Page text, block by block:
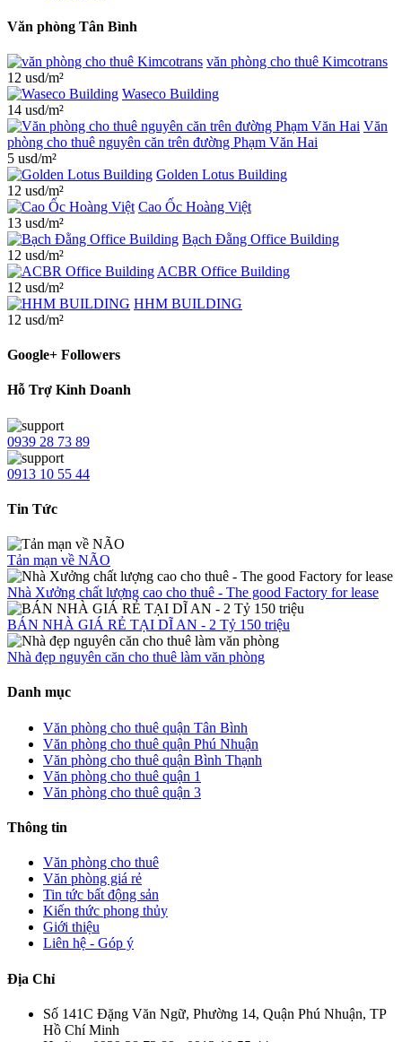
Văn phòng Tân Bình
văn phòng cho thuê Kimcotrans
12 usd/m²
Waseco Building
14 usd/m²
Văn
phòng cho thuê nguyên căn trên đường Phạm Văn Hai
5 usd/m²
Golden Lotus Building
12 usd/m²
Cao Ốc Hoàng Việt
13 usd/m²
Bạch Đằng Office Building
12 usd/m²
ACBR Office Building
12 usd/m²
HHM BUILDING
12 usd/m²
Google+ Followers
Hỗ Trợ Kinh Doanh
0939 28 73 89
0913 10 55 44
Tin Tức
Tản mạn về NÃO
Nhà Xưởng chất lượng cao cho thuê - The good Factory for lease
BÁN NHÀ GIÁ RẺ TẠI DĨ AN - 2 Tỷ 150 triệu
Nhà đẹp nguyên căn cho thuê làm văn phòng
Danh mục
Văn phòng cho thuê quận Tân Bình
Văn phòng cho thuê quận Phú Nhuận
Văn phòng cho thuê quận Bình Thạnh
Văn phòng cho thuê quận 1
Văn phòng cho thuê quận 3
Thông tin
Văn phòng cho thuê
Văn phòng giá rẻ
Tin tức bất động sản
Kiến thức phong thủy
Giới thiệu
Liên hệ - Góp ý
Địa Chỉ
Số 141C Đặng Văn Ngữ, Phường 14, Quận Phú Nhuận, TP
Hồ Chí Minh